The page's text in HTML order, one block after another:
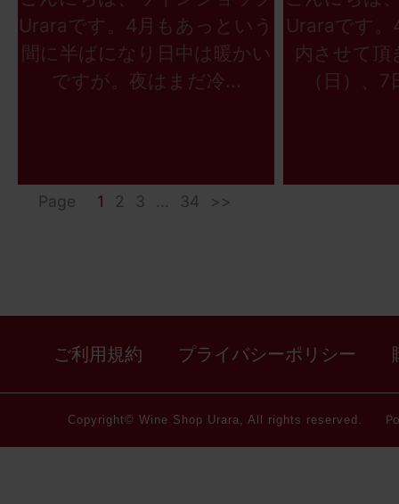
Uraraです。4月もあっという
間に半ばになり日中は暖かい
ですが。夜はまだ冷...
Uraraです。
内させて頂
（日）、
Page 1 2 3 ... 34 >>
ご利用規約 プライバシーポリシー
Copyright© Wine Shop Urara, All rights reserved.